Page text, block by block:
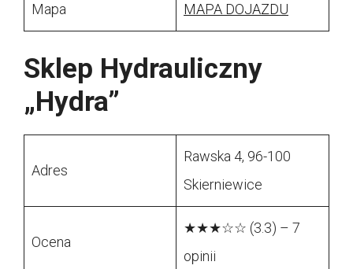
Mapa MAPA DOJAZDU
Sklep Hydrauliczny
„Hydra”
Adres
Rawska 4, 96-100
Skierniewice
Ocena
★★★☆☆ (3.3) – 7
opinii